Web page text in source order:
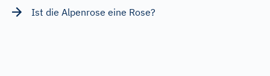
Ist die Alpenrose eine Rose?